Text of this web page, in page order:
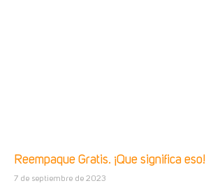
Reempaque Gratis. ¡Que significa eso!
7 de septiembre de 2023